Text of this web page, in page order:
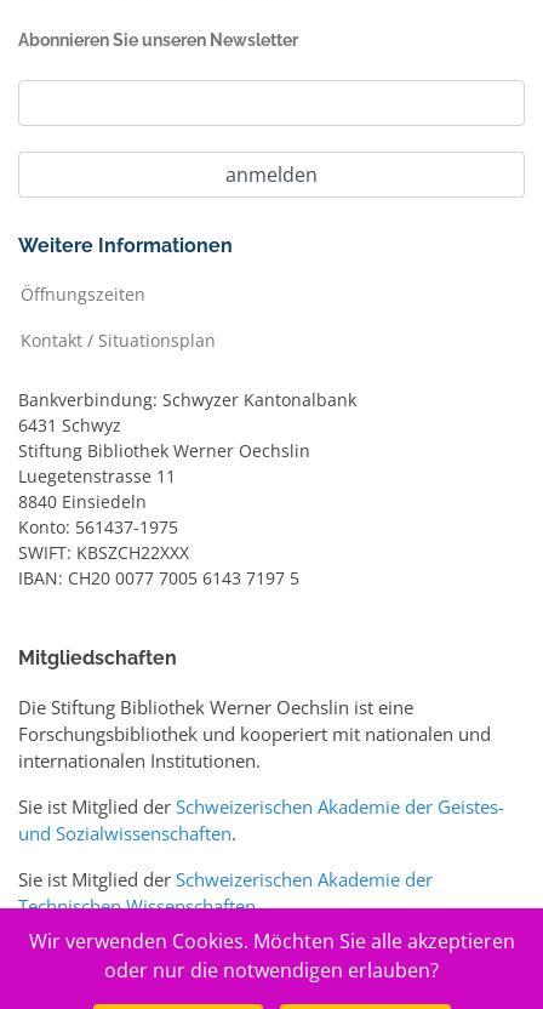
Abonnieren Sie unseren Newsletter
Weitere Informationen
Öffnungszeiten
Kontakt / Situationsplan
Bankverbindung: Schwyzer Kantonalbank
6431 Schwyz
Stiftung Bibliothek Werner Oechslin
Luegetenstrasse 11
8840 Einsiedeln
Konto: 561437-1975
SWIFT: KBSZCH22XXX
IBAN: CH20 0077 7005 6143 7197 5
Mitgliedschaften
Die Stiftung Bibliothek Werner Oechslin ist eine
Forschungsbibliothek und kooperiert mit nationalen und
internationalen Institutionen.
Sie ist Mitglied der Schweizerischen Akademie der Geistes-
und Sozialwissenschaften.
Sie ist Mitglied der Schweizerischen Akademie der
Technischen Wissenschaften.
Sie ist zudem Mitglied des Schweizer Portalswww.sciences-
Wir verwenden Cookies. Möchten Sie alle akzeptieren
oder nur die notwendigen erlauben?